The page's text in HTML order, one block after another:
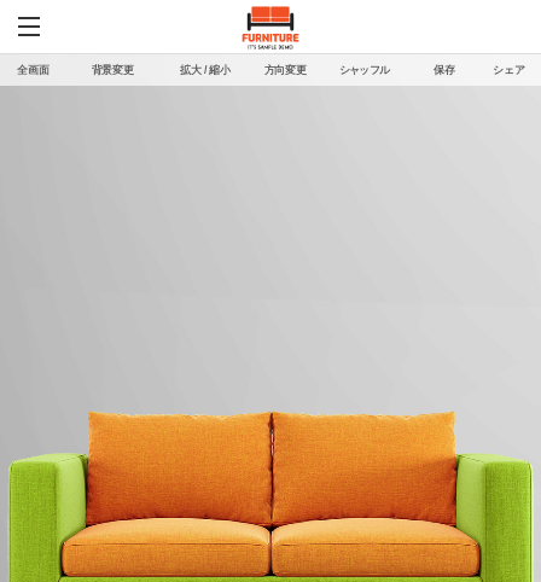
全画面 背景変更 拡大 / 縮小 方向変更 シャッフル 保存 シェア